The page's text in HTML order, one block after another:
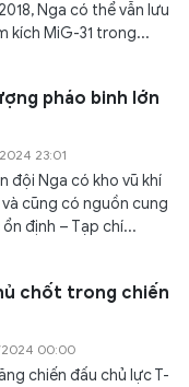
Nga có thể vẫn lưu
kích MiG-31 trong...
pháo binh lớn
23:01
đội Nga có kho vũ khí
cũng có nguồn cung
định – Tạp chí...
chốt trong chiến
2024 00:00
chiến đấu chủ lực T-